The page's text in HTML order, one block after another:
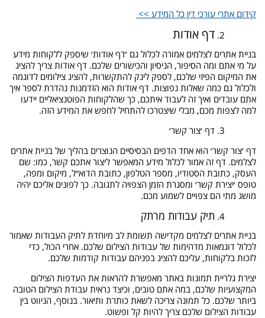
קידום אתרי עורכי דין כל המידע >>
דף אודות
בניית אתרים לצלמים אמורה לכלול גם ׳דף אודות׳ שיספק ללקוחות מידע
על מי אתם ומה הסיפור, הניסיון והכישורים שלכם. דף אודות צריך להציג
את המיקום הפיזי שלכם, לספק לינק להתקשרות, להציג צילומים לדוגמה
ולכלול גם כמה שאלות נפוצות. דף אודות הוא הזדמנות נהדרת לספר איך
אתם עובדים ואיך זה לעבוד איתכם, כך שהלקוחות הפוטנציאליים יידעו
למה לצפות מכם, מבלי שיצטרכו להתחיל לחפש את המידע הזה.
דף ׳צור קשר׳
דף ׳צור קשר׳ הוא אחד הדפים הבסיסיים הנוצרים בהליך של בניית אתרים
לצלמים. דף זה אמור לכלול מידע המאפשר ליצור אתכם קשר, כמו: שם
העסק, כתובת הסטודיו, מספר הטלפון, כתובת הדוא״ל, מיקום ומפה,
טופס ׳יצירת קשר׳ ומסגרת הזמן הצפויה לתגובה. כך לפונים אליכם יהיה
מושג מתי הם צפויים לשמוע מכם.
תיק עבודות מרתק
בניית אתרים לצלמים מקדישה תשומת לב מיוחדת לתיק העבודות שאמור
לכלול דוגמאות מדהימות של עבודות הצילום שלכם. אחרי הכול, כדי
לזכות בלקוחות, עליכם להציג בפניהם עבודות קודמות שלכם.
יצירת גלריית תמונות באתר מאפשרת להראות את העדפות הצילום
המקצועיות שלכם, במה אתם טובים, וכיצד נראית עבודת הצילום הטובה
ביותר שלכם. כל תמונה צריכה לשאת כותרת ותיאור. בנוסף, הניווט בין
עבודות הצילום שלכם צריך להיות קל ופשוט.